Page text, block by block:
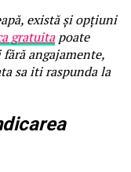
există și opțiuni
gratuitapoate
angajamente,
sa iti raspunda la